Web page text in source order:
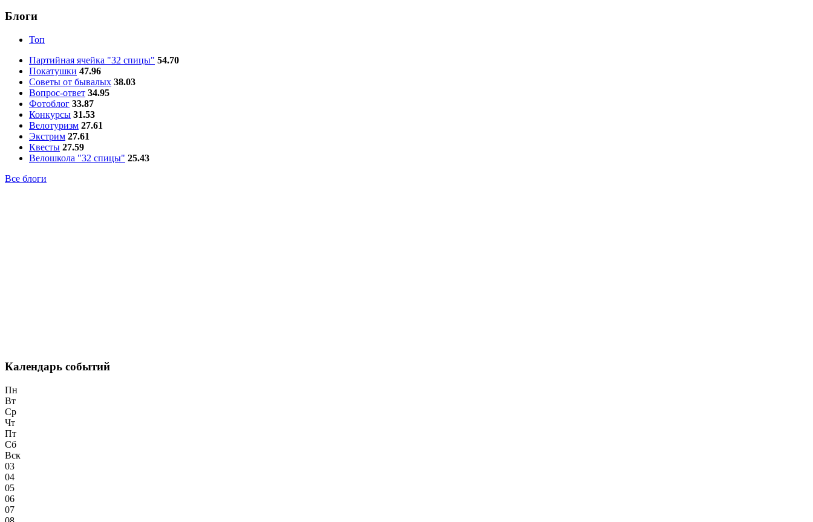
Блоги
Топ
Партийная ячейка "32 спицы" 54.70
Покатушки 47.96
Советы от бывалых 38.03
Вопрос-ответ 34.95
Фотоблог 33.87
Конкурсы 31.53
Велотуризм 27.61
Экстрим 27.61
Квесты 27.59
Велошкола "32 спицы" 25.43
Все блоги
Календарь событий
Пн
Вт
Ср
Чт
Пт
Сб
Вск
03
04
05
06
07